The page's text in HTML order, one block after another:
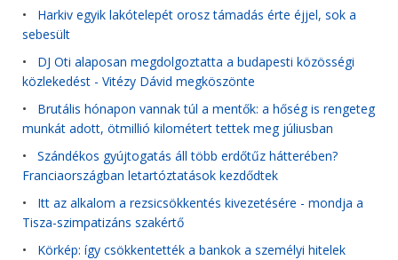
• Harkiv egyik lakótelepét orosz támadás érte éjjel, sok a
sebesült
• DJ Oti alaposan megdolgoztatta a budapesti közösségi
közlekedést - Vitézy Dávid megköszönte
• Brutális hónapon vannak túl a mentők: a hőség is rengeteg
munkát adott, ötmillió kilométert tettek meg júliusban
• Szándékos gyújtogatás áll több erdőtűz hátterében?
Franciaországban letartóztatások kezdődtek
• Itt az alkalom a rezsicsökkentés kivezetésére - mondja a
Tisza-szimpatizáns szakértő
• Körkép: így csökkentették a bankok a személyi hitelek